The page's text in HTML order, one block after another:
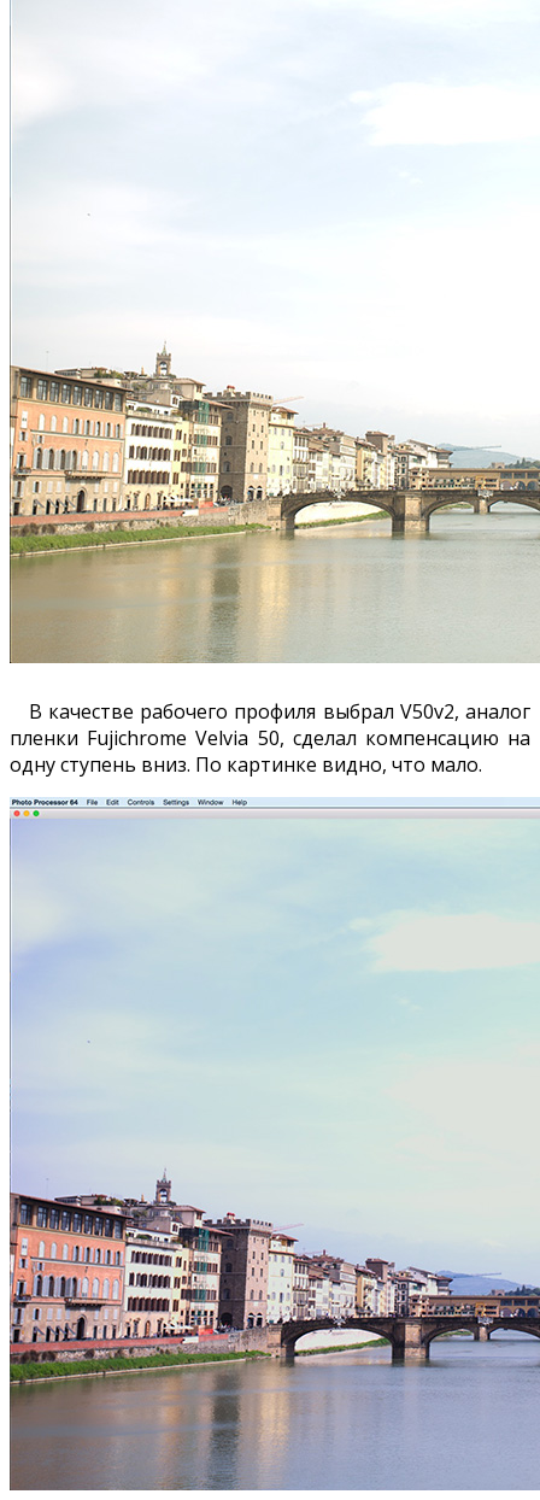
В качестве рабочего профиля выбрал V50v2, аналог
пленки Fujichrome Velvia 50, сделал компенсацию на
одну ступень вниз. По картинке видно, что мало.